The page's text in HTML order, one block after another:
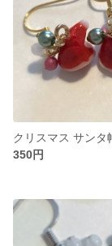
クリスマス サンタ
350円